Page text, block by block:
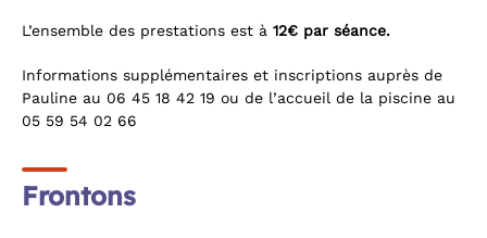
L’ensemble des prestations est à 12€ par séance.
Informations supplémentaires et inscriptions auprès de
Pauline au 06 45 18 42 19 ou de l’accueil de la piscine au
05 59 54 02 66
Frontons